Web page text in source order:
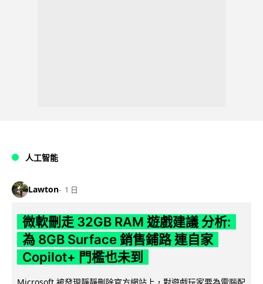
人工智能
Lawton 1 日
微軟刪走 32GB RAM 遊戲建議 分析:
為 8GB Surface 銷售鋪路 連自家
Copilot+ 門檻也未到
Microsoft 被發現靜靜刪除官方網站上，對遊戲玩家要為電腦配